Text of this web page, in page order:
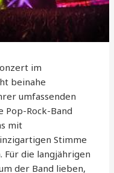
im
beinahe
umfassenden
Rock-Band
mit
Stimme
Für die langjährigen
der Band lieben,